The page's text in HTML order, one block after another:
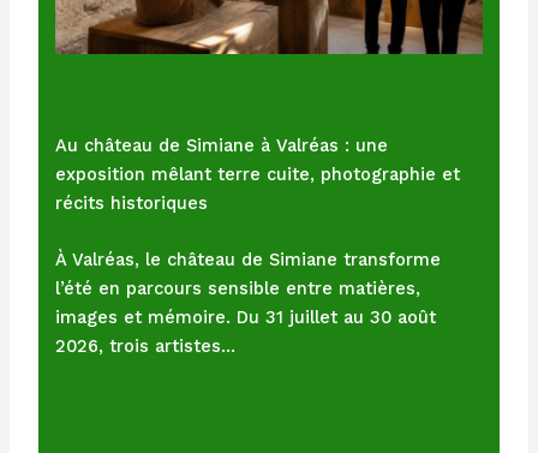
Au château de Simiane à Valréas : une
exposition mêlant terre cuite, photographie et
récits historiques
À Valréas, le château de Simiane transforme
l’été en parcours sensible entre matières,
images et mémoire. Du 31 juillet au 30 août
2026, trois artistes…